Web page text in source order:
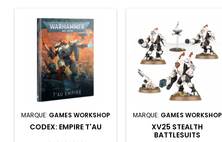
MARQUE: GAMES WORKSHOP
CODEX: EMPIRE T'AU
MARQUE: GAMES WORKSHOP
XV25 STEALTH
BATTLESUITS